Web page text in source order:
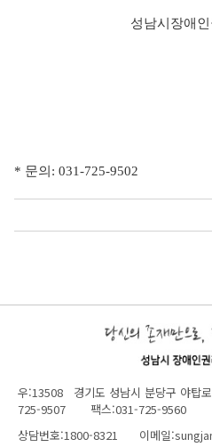
성남시장애
* 문의: 031-725-9502
우:13508 경기도 성남시 분당구 야
725-9507 팩스:031-725-9560
상담번호:1800-8321 이메일